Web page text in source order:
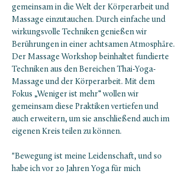
gemeinsam in die Welt der Körperarbeit und
Massage einzutauchen. Durch einfache und
wirkungsvolle Techniken genießen wir
Berührungen in einer achtsamen Atmosphäre.
Der Massage Workshop beinhaltet fundierte
Techniken aus den Bereichen Thai-Yoga-
Massage und der Körperarbeit. Mit dem
Fokus „Weniger ist mehr“ wollen wir
gemeinsam diese Praktiken vertiefen und
auch erweitern, um sie anschließend auch im
eigenen Kreis teilen zu können.
"Bewegung ist meine Leidenschaft, und so
habe ich vor 20 Jahren Yoga für mich